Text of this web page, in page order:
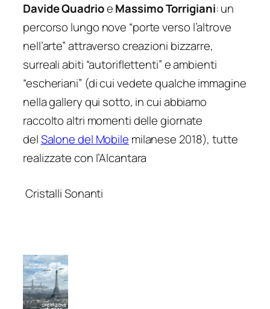
Davide QuadrioeMassimo Torrigiani: un
percorso lungo nove “porte verso l’altrove
nell’arte” attraverso creazioni bizzarre,
surreali abiti “autoriflettenti” e ambienti
“escheriani” (di cui vedete qualche immagine
nella gallery qui sotto, in cui abbiamo
raccolto altri momenti delle giornate
delSalone del Mobile milanese 2018), tutte
realizzate con l’Alcantara
Cristalli Sonanti